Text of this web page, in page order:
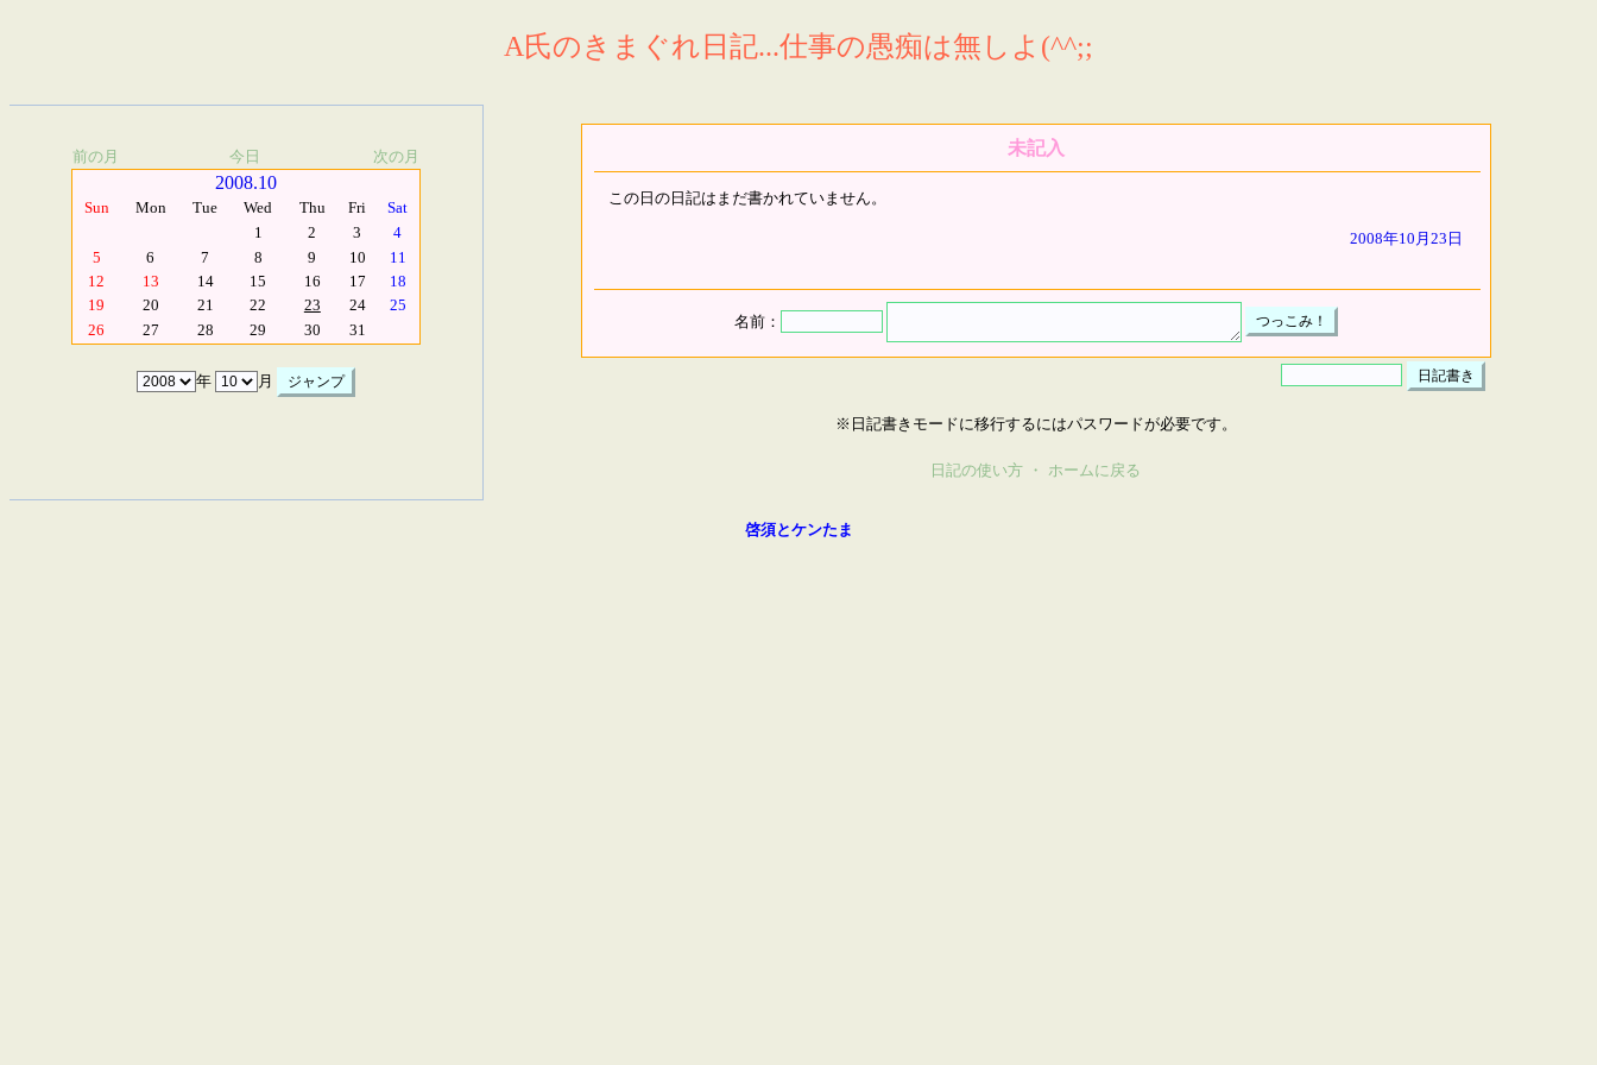
A氏のきまぐれ日記...仕事の愚痴は無しよ(^^;;
前の月 今日 次の月
2008.10
Sun Mon Tue Wed Thu Fri
Sat
1
2 3
4
5
6 7 8 9 10
11
12
13 14 15 16 17
18
19
20 21 22 23 24
25
26
27 28 29 30 31
年 月
未記入
この日の日記はまだ書かれていません。
2008年10月23日
名前：
※日記書きモードに移行するにはパスワードが必要です。
日記の使い方 ・ ホームに戻る
啓須とケンたま